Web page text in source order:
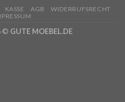
KASSE AGB
WIDERRUFSRECHT
© GUTE MOEBEL.DE